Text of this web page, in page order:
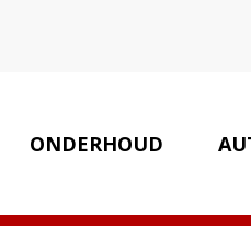
ONDERHOUD